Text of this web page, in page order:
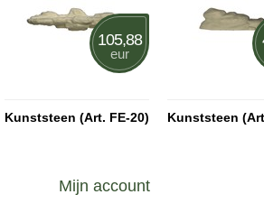
105,88
eur
Kunststeen (Art. FE-20) Kunststeen
Mijn account